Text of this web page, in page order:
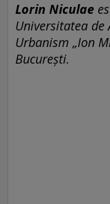
Lorin Niculae
Universitatea
Urbanism „Ion
București.